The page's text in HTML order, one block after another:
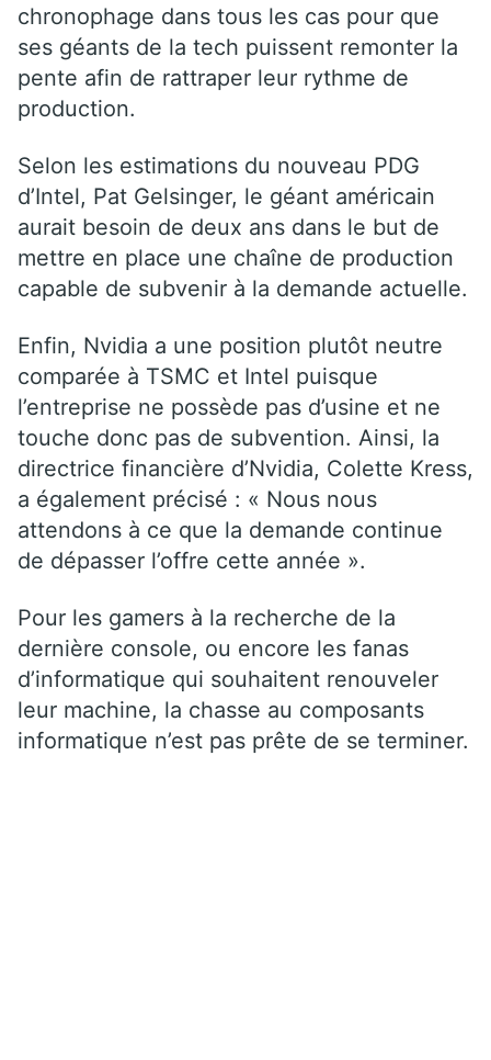
chronophage dans tous les cas pour que
ses géants de la tech puissent remonter la
pente afin de rattraper leur rythme de
production.
Selon les estimations du nouveau PDG
d’Intel, Pat Gelsinger, le géant américain
aurait besoin de deux ans dans le but de
mettre en place une chaîne de production
capable de subvenir à la demande actuelle.
Enfin, Nvidia a une position plutôt neutre
comparée à TSMC et Intel puisque
l’entreprise ne possède pas d’usine et ne
touche donc pas de subvention. Ainsi, la
directrice financière d’Nvidia, Colette Kress,
a également précisé : « Nous nous
attendons à ce que la demande continue
de dépasser l’offre cette année ».
Pour les gamers à la recherche de la
dernière console, ou encore les fanas
d’informatique qui souhaitent renouveler
leur machine, la chasse au composants
informatique n’est pas prête de se terminer.